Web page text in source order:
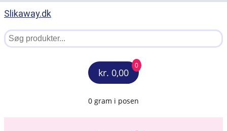
Slikaway.dk
kr. 0,00
0
0 gram i posen